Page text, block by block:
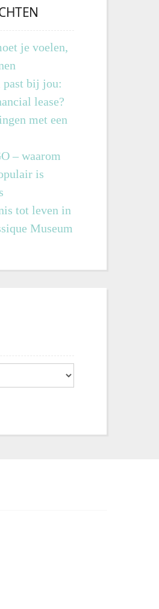
je voelen,
past bij jou:
lease?
met een
– waarom
is
tot leven in
Museum